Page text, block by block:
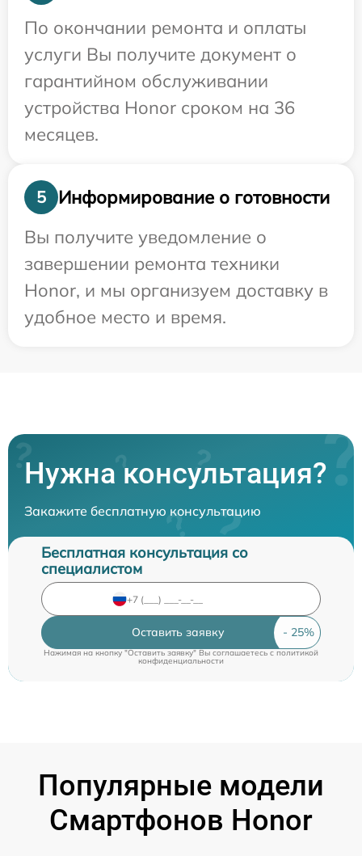
По окончании ремонта и оплаты
услуги Вы получите документ о
гарантийном обслуживании
устройства Honor сроком на 36
месяцев.
5
Информирование о готовности
Вы получите уведомление о
завершении ремонта техники
Honor, и мы организуем доставку в
удобное место и время.
Нужна консультация?
Закажите бесплатную консультацию
Бесплатная консультация со
специалистом
Оставить заявку
Нажимая на кнопку "Оставить заявку" Вы соглашаетесь cполитикой
конфиденциальности
Популярные модели
Смартфонов Honor